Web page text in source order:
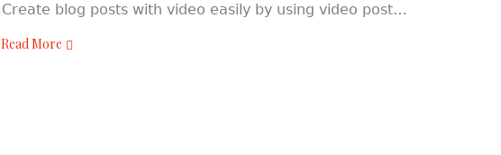
Create blog posts with video easily by using video post…
Read More